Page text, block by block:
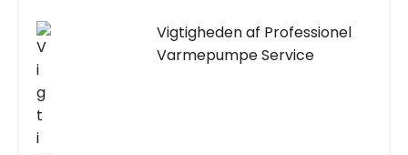
Vigtigheden af Professionel
Varmepumpe Service